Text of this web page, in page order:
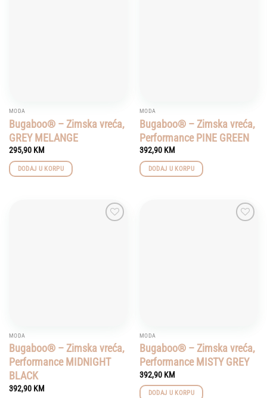
MODA
Bugaboo® – Zimska vreća,
GREY MELANGE
295,90 KM
DODAJ U KORPU
MODA
Bugaboo® – Zimska vreća,
Performance PINE GREEN
392,90 KM
DODAJ U KORPU
MODA
Bugaboo® – Zimska vreća,
Performance MIDNIGHT
BLACK
392,90 KM
MODA
Bugaboo® – Zimska vreća,
Performance MISTY GREY
392,90 KM
DODAJ U KORPU